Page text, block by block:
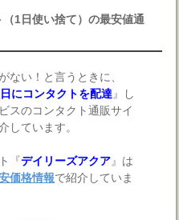
1日使い捨て）の最安値通
ない！と言うときに、
にコンタクトを配達』し
スのコンタクト通販サイ
しています。
『デイリーズアクア』は
価格情報で紹介していま